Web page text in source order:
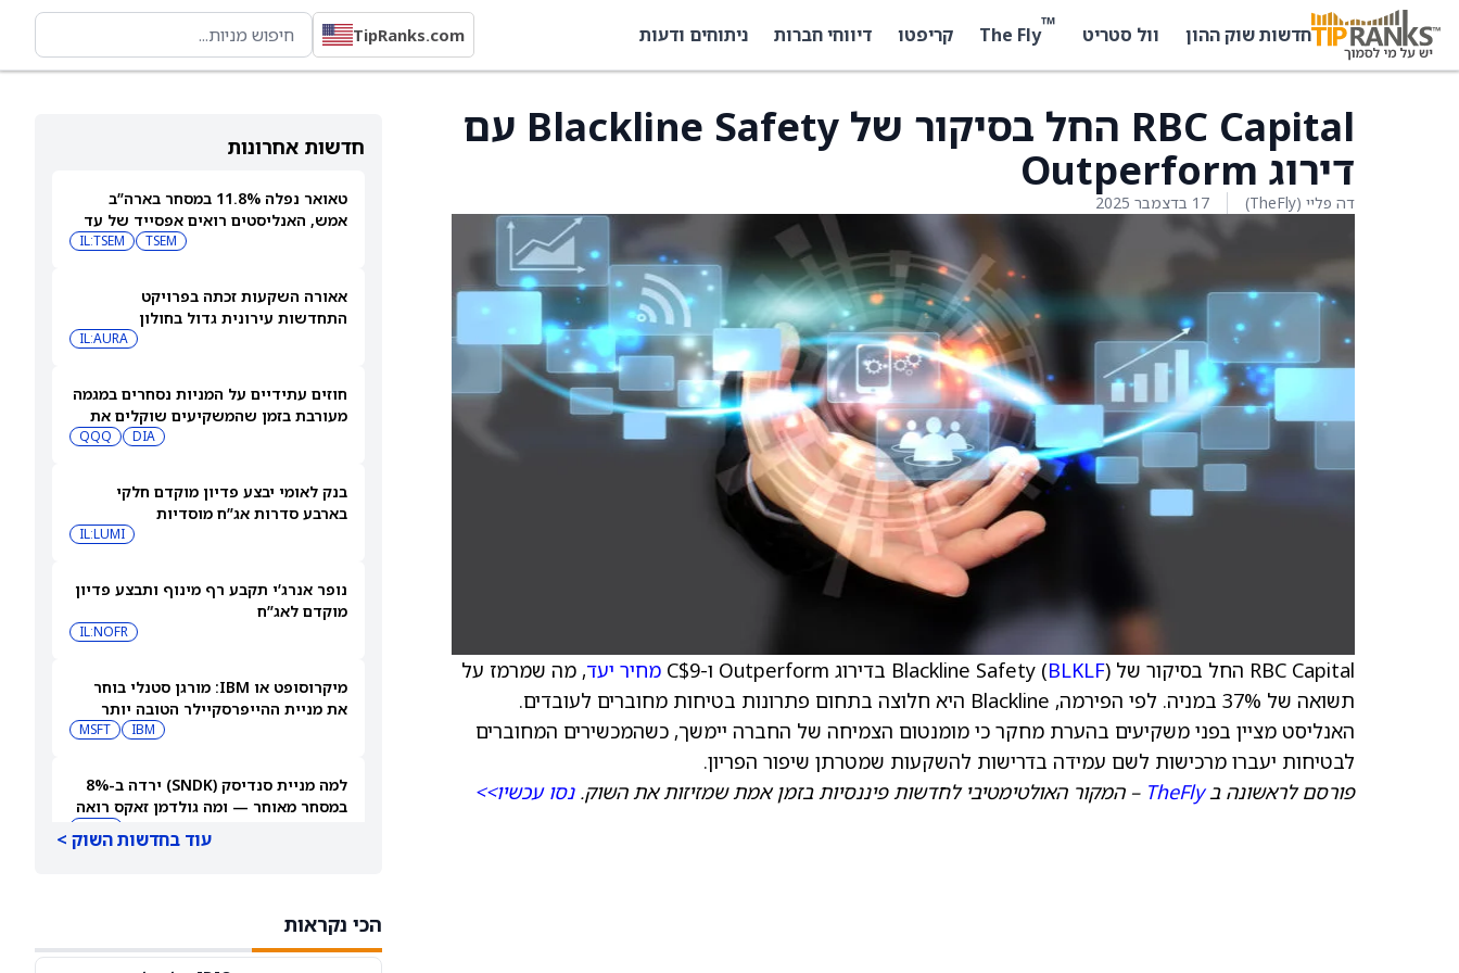
חדשות שוק ההון וול סטריט ™
The Fly קריפטו דיווחי חברות ניתוחים ודעות TipRanks.com
חדשות אחרונות
טאואר נפלה 11.8% במסחר בארה”ב
אמש, האנליסטים רואים אפסייד של עד
TSEM
IL:TSEM
אאורה השקעות זכתה בפרויקט
התחדשות עירונית גדול בחולון
IL:AURA
חוזים עתידיים על המניות נסחרים במגמה
מעורבת בזמן שהמשקיעים שוקלים את
שיא הסגירה של הדאו ואת השיחות בין
DIA
QQQ
בנק לאומי יבצע פדיון מוקדם חלקי
בארבע סדרות אג”ח מוסדיות
IL:LUMI
נופר אנרג’י תקבע רף מינוף ותבצע פדיון
מוקדם לאג”ח
IL:NOFR
מיקרוסופט או IBM: מורגן סטנלי בוחר
את מניית ההייפרסקיילר הטובה יותר
IBM
MSFT
למה מניית סנדיסק (SNDK) ירדה ב-8%
במסחר מאוחר — ומה גולדמן זאקס רואה
שיקרה בהמשך
עוד בחדשות השוק >
הכי נקראות
RBC Capital החל בסיקור של Blackline Safety עם
דירוג Outperform
דה פליי (TheFly) 17 בדצמבר 2025
RBC Capital החל בסיקור של Blackline Safety ( BLKLF) בדירוג Outperform ו-C$9 מחיר יעד, מה שמרמז על
תשואה של 37% במניה. לפי הפירמה, Blackline היא חלוצה בתחום פתרונות בטיחות מחוברים לעובדים.
האנליסט מציין בפני משקיעים בהערת מחקר כי מומנטום הצמיחה של החברה יימשך, כשהמכשירים המחוברים
לבטיחות יעברו מרכישות לשם עמידה בדרישות להשקעות שמטרתן שיפור הפריון.
פורסם לראשונה בTheFly – המקור האולטימטיבי לחדשות פיננסיות בזמן אמת שמזיזות את השוק.נסו עכשיו>>